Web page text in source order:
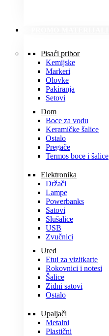
Pisaći pribor
Kemijske
Markeri
Olovke
Pakiranja
Setovi
Dom
Boce za vodu
Keramičke šalice
Ostalo
Pregače
Termos boce i šalice
Elektronika
Držači
Lampe
Powerbanks
Satovi
Slušalice
USB
Zvučnici
Ured
Etui za vizitkarte
Rokovnici i notesi
Šalice
Zidni satovi
Ostalo
Upaljači
Metalni
Plastični